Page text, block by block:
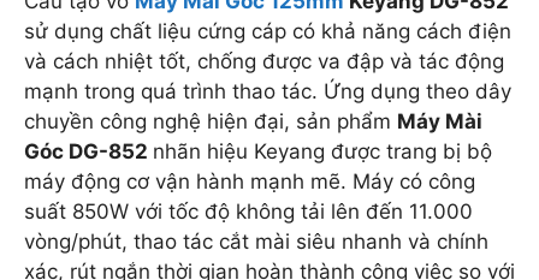
sử dụng chất liệu cứng cáp có khả năng cách điện
và cách nhiệt tốt, chống được va đập và tác động
mạnh trong quá trình thao tác. Ứng dụng theo dây
chuyền công nghệ hiện đại, sản phẩm Máy Mài
Góc DG-852 nhãn hiệu Keyang được trang bị bộ
máy động cơ vận hành mạnh mẽ. Máy có công
suất 850W với tốc độ không tải lên đến 11.000
vòng/phút, thao tác cắt mài siêu nhanh và chính
xác, rút ngắn thời gian hoàn thành công việc so với